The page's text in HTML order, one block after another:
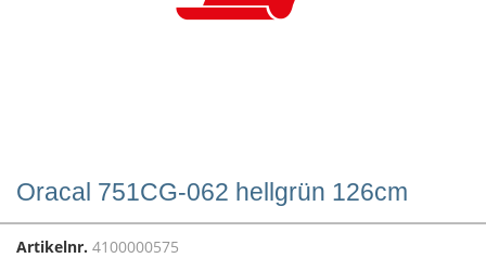
Oracal 751CG-062 hellgrün 126cm
Artikelnr. 4100000575